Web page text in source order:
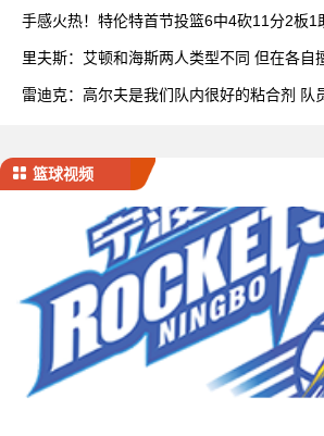
手感火热！特伦特首节投篮6中4砍11分2板1
里夫斯：艾顿和海斯两人类型不同 但在各自
雷迪克：高尔夫是我们队内很好的粘合剂 队
篮球视频